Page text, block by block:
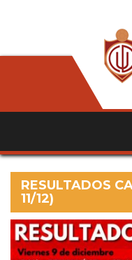
RESULTADOS
11/12)